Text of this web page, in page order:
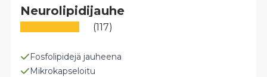
Fosfolipidejä jauheena
Mikrokapseloitu
Neurolipidijauhe
(117)